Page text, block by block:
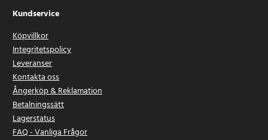
Kundservice
Köpvillkor
Integritetspolicy
Leveranser
Kontakta oss
Ångerköp & Reklamation
Betalningssätt
Lagerstatus
FAQ - Vanliga Frågor